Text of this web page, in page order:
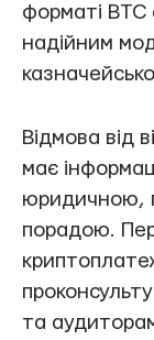
форматі
надійним
Відмова від
має
юридичною,
порадою.
та